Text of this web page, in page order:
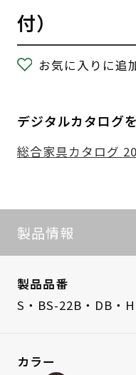
付）
お気に入りに追
デジタルカタログ
総合家具カタログ
製品情報
製品品番
S・BS-22B・DB・
カラー